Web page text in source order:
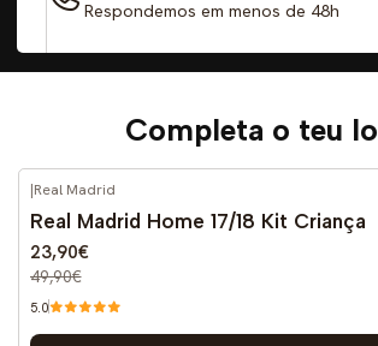
Respondemos em menos de 48h
Completa o teu
-52% DESCONTO
|Real Madrid
Real Madrid Home 17/18 Kit Criança
23,90€
49,90€
5.0